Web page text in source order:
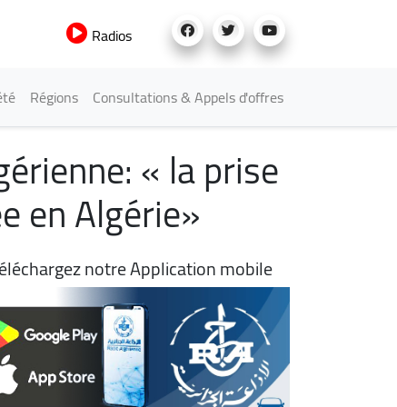
Radios
Régions Consultations & Appels d'offres
« la prise
en Algérie»
notre Application mobile